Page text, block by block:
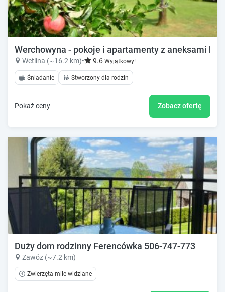
Werchowyna - pokoje i apartamenty z aneksami
Wetlina (~16.2 km)• 9.6 Wyjątkowy!
Śniadanie Stworzony dla rodzin
Pokaż ceny Zobacz ofertę
Duży dom rodzinny Ferencówka 506-747-773
Zawóz (~7.2 km)
Zwierzęta mile widziane